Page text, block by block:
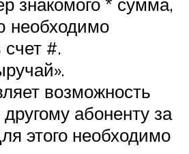
необходимо
#.
возможность
абоненту за
этого необходимо